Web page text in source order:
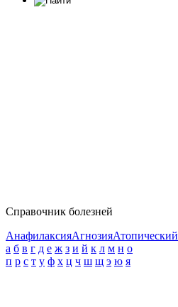
Справочник болезней
АнафилаксияАгнозияАтопический
а б в г д е ж з и й к л м н о
п р с т у ф х ц ч ш щ э ю я